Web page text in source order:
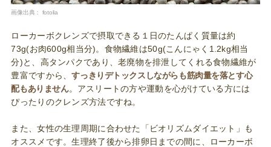
画像出典： fotolia
ローカーボクレンズで摂取できる１日のたんぱく質量は約
73g(お肉600g相当分)。食物繊維は50g(こんにゃく1.2kg相当
分)と、高タンパクであり、老廃物を排泄してくれる食物繊維が
豊富ですから、すっきりデトックスしながらも筋肉量を落とす心
配もありません。アスリートの方や運動を心がけている方には
ぴったりのクレンズ方法ですね。
また、女性の生理周期に合わせた「ビオリズムダイエット」も
オススメです。生理終了後から排卵日までの間に、ローカーボ